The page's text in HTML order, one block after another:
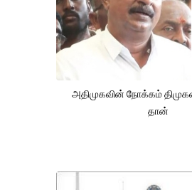
அதிமுகவின் நோக்கம்
தான்